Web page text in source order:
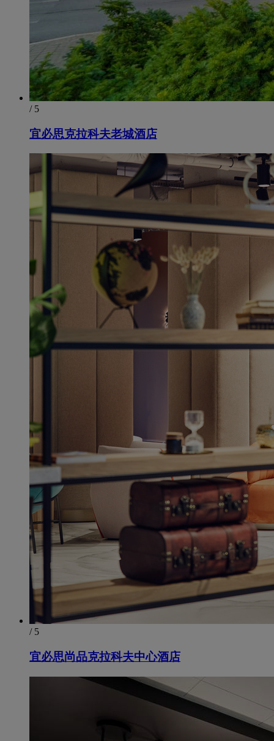
/ 5
宜必思克拉科夫老城酒店
/ 5
宜必思尚品克拉科夫中心酒店